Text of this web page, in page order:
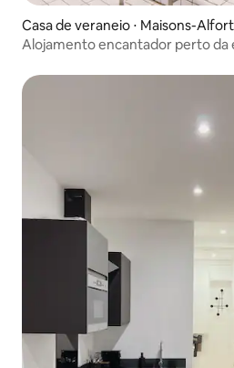
Casa de veraneio ⋅ Maisons-Alfort
Alojamento encantador perto da